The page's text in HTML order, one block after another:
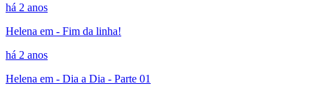
há 2 anos
Helena em - Fim da linha!
há 2 anos
Helena em - Dia a Dia - Parte 01